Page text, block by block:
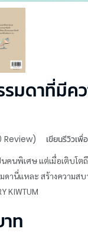
รมดาที่มีค
Review) เขียนรีวิวเพื่
นคนพิเศษ แต่เมื่อเติบโต
มดานี่แหละ สร้างความส
KIWTUM
ท